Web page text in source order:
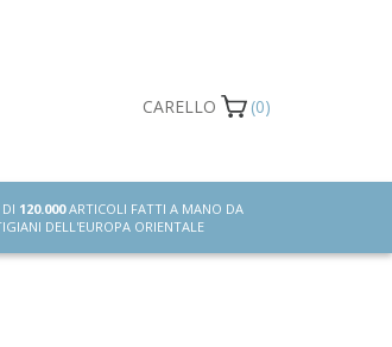
CARELLO (0)
120.000ARTICOLI FATTI A MANO DA
DELL'EUROPA ORIENTALE